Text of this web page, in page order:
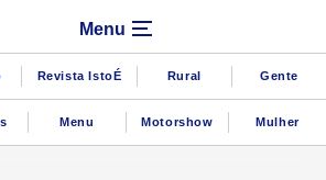
Menu
Revista IstoÉ Rural Gente
Menu Motorshow Mulher